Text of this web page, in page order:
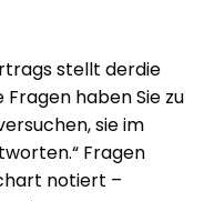
stellt derdie
Fragen haben Sie zu
sie im
Fragen
notiert –